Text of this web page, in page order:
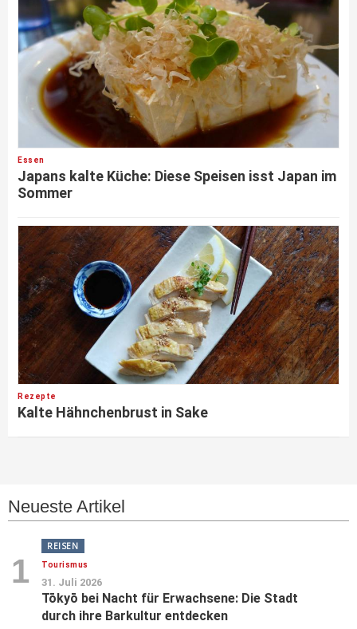
Essen
Japans kalte Küche: Diese Speisen isst Japan im
Sommer
Rezepte
Kalte Hähnchenbrust in Sake
Neueste Artikel
1
REISEN
Tourismus
31. Juli 2026
Tōkyō bei Nacht für Erwachsene: Die Stadt
durch ihre Barkultur entdecken